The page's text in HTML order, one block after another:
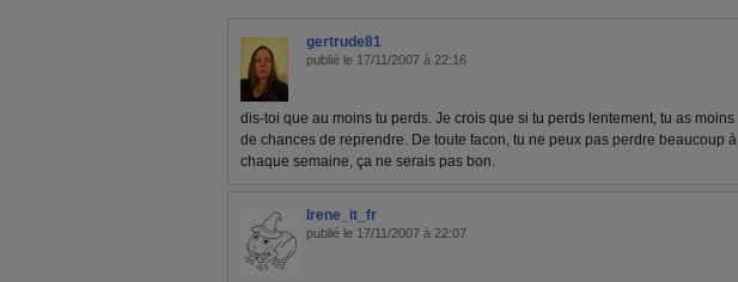
gertrude81
publié le 17/11/2007 à 22:16
dis-toi que au moins tu perds. Je crois que si tu perds lentement, tu as moins
de chances de reprendre. De toute facon, tu ne peux pas perdre beaucoup à
chaque semaine, ça ne serais pas bon.
Irene_it_fr
publié le 17/11/2007 à 22:07